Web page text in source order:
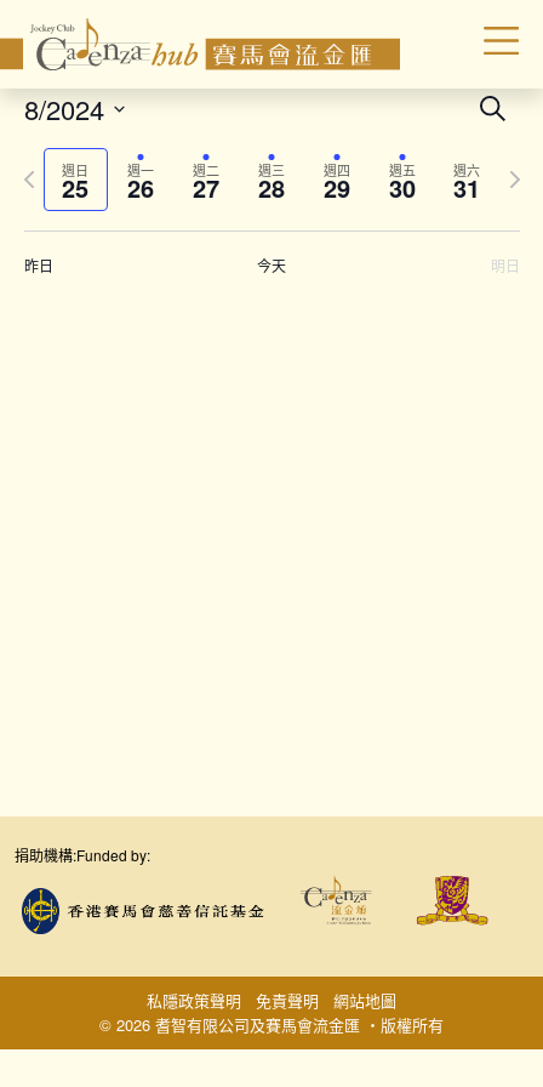
and
Search
8/2024
Select
date.週日
25 週一
26 週二
27 週三
28 週四
29 週五
30 週六
31
Previous
week
Next
昨日 今天 明日
捐助機構:Funded by:
© 2026 耆智有限公司及賽馬會流金匯 ‧版權所有
私隱政策聲明 免責聲明 網站地圖